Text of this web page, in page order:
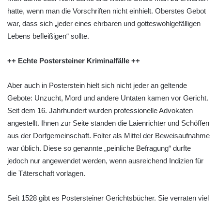
hatte, wenn man die Vorschriften nicht einhielt. Oberstes Gebot
war, dass sich „jeder eines ehrbaren und gotteswohlgefälligen
Lebens befleißigen“ sollte.
++ Echte Postersteiner Kriminalfälle ++
Aber auch in Posterstein hielt sich nicht jeder an geltende
Gebote: Unzucht, Mord und andere Untaten kamen vor Gericht.
Seit dem 16. Jahrhundert wurden professionelle Advokaten
angestellt. Ihnen zur Seite standen die Laienrichter und Schöffen
aus der Dorfgemeinschaft. Folter als Mittel der Beweisaufnahme
war üblich. Diese so genannte „peinliche Befragung“ durfte
jedoch nur angewendet werden, wenn ausreichend Indizien für
die Täterschaft vorlagen.
Seit 1528 gibt es Postersteiner Gerichtsbücher. Sie verraten viel